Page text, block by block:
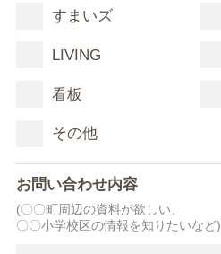
すまいズ
LIVING
看板
その他
お問い合わせ内容
(〇〇町周辺の資料が欲しい、
〇〇小学校区の情報を知りたいなど)